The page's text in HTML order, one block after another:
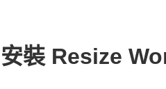
安裝 Resize